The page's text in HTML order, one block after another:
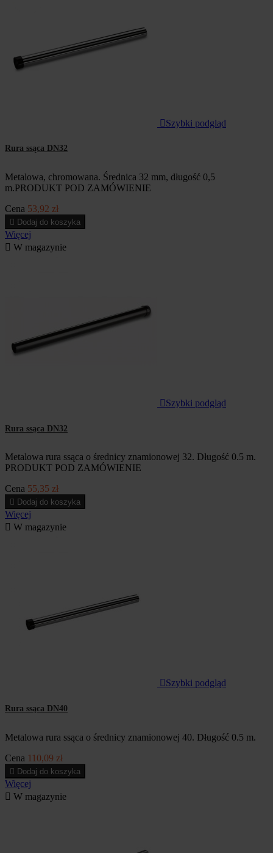
 Szybki podgląd
Rura ssąca DN32
Metalowa, chromowana. Średnica 32 mm, długość 0,5
m.PRODUKT POD ZAMÓWIENIE
Cena 53,92 zł
 Dodaj do koszyka
Więcej
 W magazynie
 Szybki podgląd
Rura ssąca DN32
Metalowa rura ssąca o średnicy znamionowej 32. Długość 0.5 m.
PRODUKT POD ZAMÓWIENIE
Cena 55,35 zł
 Dodaj do koszyka
Więcej
 W magazynie
 Szybki podgląd
Rura ssąca DN40
Metalowa rura ssąca o średnicy znamionowej 40. Długość 0.5 m.
Cena 110,09 zł
 Dodaj do koszyka
Więcej
 W magazynie